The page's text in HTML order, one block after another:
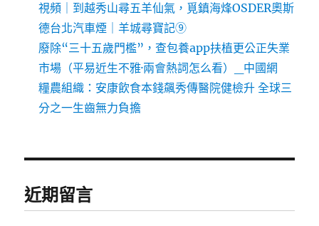
視頻｜到越秀山尋五羊仙氣，覓鎮海烽OSDER奧斯
德台北汽車煙｜羊城尋寶記⑨
廢除“三十五歲門檻”，查包養app扶植更公正失業
市場（平易近生不雅·兩會熱詞怎么看）_中國網
糧農組織：安康飲食本錢飆秀傳醫院健檢升 全球三
分之一生齒無力負擔
近期留言